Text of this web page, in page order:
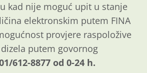
kad nije moguć upit u stanje
elektronskim putem FINA
provjere raspoložive
putem govornog
612-8877 od 0-24 h.